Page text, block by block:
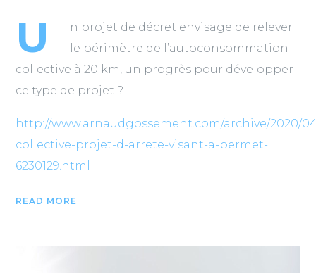
U
n projet de décret envisage de relever
le périmètre de l’autoconsommation
collective à 20 km, un progrès pour développer
ce type de projet ?
http://www.arnaudgossement.com/archive/2020/
collective-projet-d-arrete-visant-a-permet-
6230129.html
READ MORE